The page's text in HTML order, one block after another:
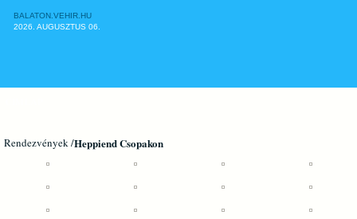
BALATON.VEHIR.HU
2026. AUGUSZTUS 06.
Rendezvények /Heppiend Csopakon